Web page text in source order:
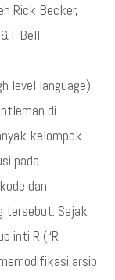
Rick Becker,
Bell
level language)
di
kelompok
pada
dan
tersebut. Sejak
inti R (“R
arsip